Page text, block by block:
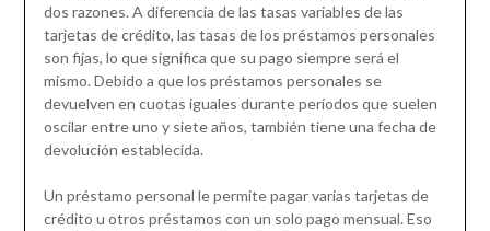
dos razones. A diferencia de las tasas variables de las
tarjetas de crédito, las tasas de los préstamos personales
son fijas, lo que significa que su pago siempre será el
mismo. Debido a que los préstamos personales se
devuelven en cuotas iguales durante períodos que suelen
oscilar entre uno y siete años, también tiene una fecha de
devolución establecida.
Un préstamo personal le permite pagar varias tarjetas de
crédito u otros préstamos con un solo pago mensual. Eso